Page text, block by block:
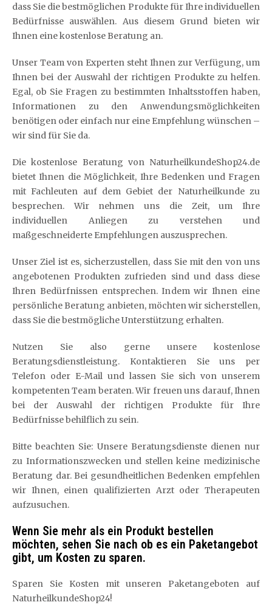
dass Sie die bestmöglichen Produkte für Ihre individuellen
Bedürfnisse auswählen. Aus diesem Grund bieten wir
Ihnen eine kostenlose Beratung an.
Unser Team von Experten steht Ihnen zur Verfügung, um
Ihnen bei der Auswahl der richtigen Produkte zu helfen.
Egal, ob Sie Fragen zu bestimmten Inhaltsstoffen haben,
Informationen zu den Anwendungsmöglichkeiten
benötigen oder einfach nur eine Empfehlung wünschen –
wir sind für Sie da.
Die kostenlose Beratung von NaturheilkundeShop24.de
bietet Ihnen die Möglichkeit, Ihre Bedenken und Fragen
mit Fachleuten auf dem Gebiet der Naturheilkunde zu
besprechen. Wir nehmen uns die Zeit, um Ihre
individuellen Anliegen zu verstehen und
maßgeschneiderte Empfehlungen auszusprechen.
Unser Ziel ist es, sicherzustellen, dass Sie mit den von uns
angebotenen Produkten zufrieden sind und dass diese
Ihren Bedürfnissen entsprechen. Indem wir Ihnen eine
persönliche Beratung anbieten, möchten wir sicherstellen,
dass Sie die bestmögliche Unterstützung erhalten.
Nutzen Sie also gerne unsere kostenlose
Beratungsdienstleistung. Kontaktieren Sie uns per
Telefon oder E-Mail und lassen Sie sich von unserem
kompetenten Team beraten. Wir freuen uns darauf, Ihnen
bei der Auswahl der richtigen Produkte für Ihre
Bedürfnisse behilflich zu sein.
Bitte beachten Sie: Unsere Beratungsdienste dienen nur
zu Informationszwecken und stellen keine medizinische
Beratung dar. Bei gesundheitlichen Bedenken empfehlen
wir Ihnen, einen qualifizierten Arzt oder Therapeuten
aufzusuchen.
Wenn Sie mehr als ein Produkt bestellen
möchten, sehen Sie nach ob es ein Paketangebot
gibt, um Kosten zu sparen.
Sparen Sie Kosten mit unseren Paketangeboten auf
NaturheilkundeShop24!